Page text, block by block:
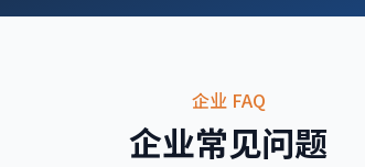
企业 FAQ
企业常见问题